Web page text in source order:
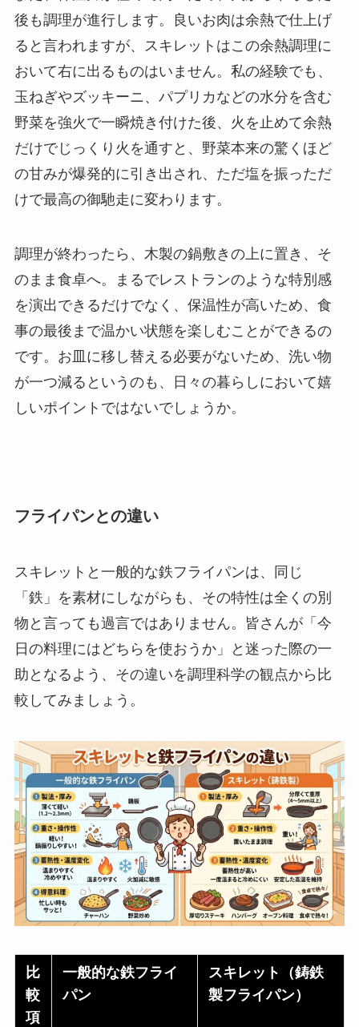
後も調理が進行します。良いお肉は余熱で仕上げ
ると言われますが、スキレットはこの余熱調理に
おいて右に出るものはいません。私の経験でも、
玉ねぎやズッキーニ、パプリカなどの水分を含む
野菜を強火で一瞬焼き付けた後、火を止めて余熱
だけでじっくり火を通すと、野菜本来の驚くほど
の甘みが爆発的に引き出され、ただ塩を振っただ
けで最高の御馳走に変わります。
調理が終わったら、木製の鍋敷きの上に置き、そ
のまま食卓へ。まるでレストランのような特別感
を演出できるだけでなく、保温性が高いため、食
事の最後まで温かい状態を楽しむことができるの
です。お皿に移し替える必要がないため、洗い物
が一つ減るというのも、日々の暮らしにおいて嬉
しいポイントではないでしょうか。
フライパンとの違い
スキレットと一般的な鉄フライパンは、同じ
「鉄」を素材にしながらも、その特性は全くの別
物と言っても過言ではありません。皆さんが「今
日の料理にはどちらを使おうか」と迷った際の一
助となるよう、その違いを調理科学の観点から比
較してみましょう。
比
較
項
一般的な鉄フライ
パン
スキレット（鋳鉄
製フライパン）